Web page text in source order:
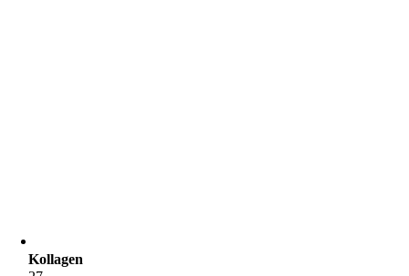
Kollagen